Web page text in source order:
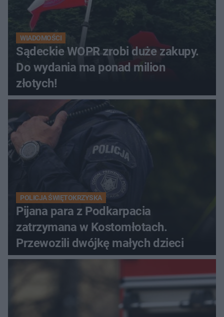
WIADOMOŚCI
Sądeckie WOPR zrobi duże zakupy.
Do wydania ma ponad milion
złotych!
POLICJA ŚWIĘTOKRZYSKA
Pijana para z Podkarpacia
zatrzymana w Kostomłotach.
Przewozili dwójkę małych dzieci